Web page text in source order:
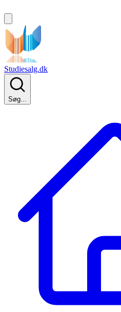
Studiesalg.dk
Søg...